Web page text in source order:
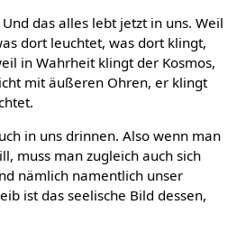
das alles lebt jetzt in uns. Weil
dort leuchtet, was dort klingt,
in Wahrheit klingt der Kosmos,
mit äußeren Ohren, er klingt
in uns drinnen. Also wenn man
muss man zugleich auch sich
nämlich namentlich unser
ist das seelische Bild dessen,